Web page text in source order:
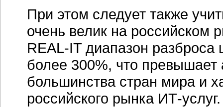
При этом следует также
очень велик на российском
REAL-IT диапазон разброса
более 300%, что
большинства стран мира и
российского рынка ИТ-услуг.